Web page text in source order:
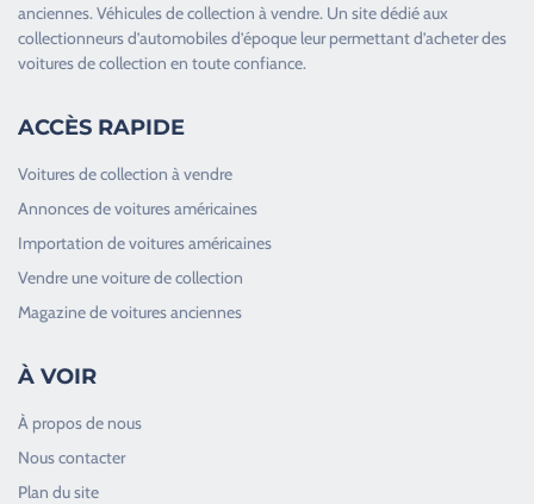
anciennes.Véhicules de collection à vendre. Un site dédié aux
collectionneurs d’automobiles d’époque leur permettant d’acheter des
voitures de collection en toute confiance.
ACCÈS RAPIDE
Voitures de collection à vendre
Annonces de voitures américaines
Importation de voitures américaines
Vendre une voiture de collection
Magazine de voitures anciennes
À VOIR
À propos de nous
Nous contacter
Plan du site